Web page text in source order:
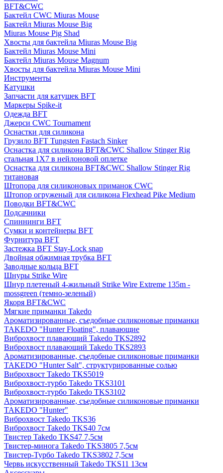
BFT&CWC
Бактейл CWC Miuras Mouse
Бактейл Miuras Mouse Big
Miuras Mouse Pig Shad
Хвосты для бактейла Miuras Mouse Big
Бактейл Miuras Mouse Mini
Бактейл Miuras Mouse Magnum
Хвосты для бактейла Miuras Mouse Mini
Инструменты
Катушки
Запчасти для катушек BFT
Маркеры Spike-it
Одежда BFT
Джерси CWC Tournament
Оснастки для силикона
Грузило BFT Tungsten Fastach Sinker
Оснастка для силикона BFT&CWC Shallow Stinger Rig
стальная 1X7 в нейлоновой оплетке
Оснастка для силикона BFT&CWC Shallow Stinger Rig
титановая
Штопора для силиконовых приманок CWC
Штопор огруженый для силикона Flexhead Pike Medium
Поводки BFT&CWC
Подсачники
Спиннинги BFT
Сумки и контейнеры BFT
Фурнитура BFT
Застежка BFT Stay-Lock snap
Двойная обжимная трубка BFT
Заводные кольца BFT
Шнуры Strike Wire
Шнур плетеный 4-жильный Strike Wire Extreme 135m -
mossgreen (темно-зеленый)
Якоря BFT&CWC
Мягкие приманки Takedo
Ароматизированные, съедобные силиконовые приманки
TAKEDO "Hunter Floating", плавающие
Виброхвост плавающий Takedo TKS2892
Виброхвост плавающий Takedo TKS2893
Ароматизированные, съедобные силиконовые приманки
TAKEDO "Hunter Salt", структурированные солью
Виброхвост Takedo TKS5019
Виброхвост-турбо Takedo TKS3101
Виброхвост-турбо Takedo TKS3102
Ароматизированные, съедобные силиконовые приманки
TAKEDO "Hunter"
Виброхвост Takedo TKS36
Виброхвост Takedo TKS40 7см
Твистер Takedo TKS47 7,5см
Твистер-минога Takedo TKS3805 7,5см
Твистер-Турбо Takedo TKS3802 7,5см
Червь искусственный Takedo TKS11 13см